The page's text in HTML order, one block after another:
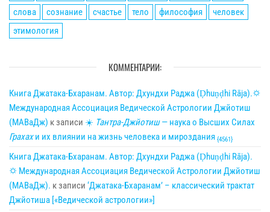
слова
сознание счастье тело философия
человек
этимология
КОММЕНТАРИИ:
Книга Джатака-Бхаранам. Автор: Дхундхи Раджа (Ḍhuṇḍhi Rāja).🌣
Международная Ассоциация Ведической Астрологии Джйотиш
(МАВаДж) к записи ☀ Тантра-Джйотиш— наука о Высших Силах
Грахахи их влиянии на жизнь человека и мироздания {4561}
Книга Джатака-Бхаранам. Автор: Дхундхи Раджа (Ḍhuṇḍhi Rāja).
🌣 Международная Ассоциация Ведической Астрологии Джйотиш
(МАВаДж). к записи ‘Джатака-Бхаранам’ – классический трактат
Джйотиша [«Ведической астрологии»]